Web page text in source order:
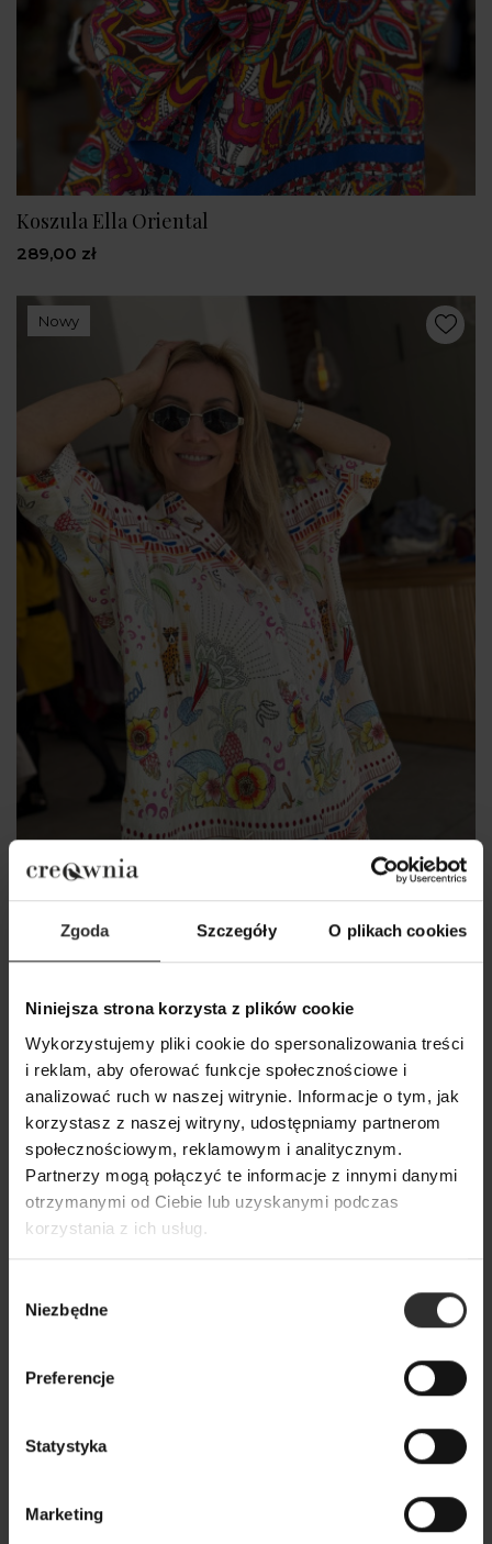
Zgoda Szczegóły O plikach cookies
Niniejsza strona korzysta z plików cookie
Wykorzystujemy pliki cookie do spersonalizowania treści
i reklam, aby oferować funkcje społecznościowe i
analizować ruch w naszej witrynie. Informacje o tym, jak
korzystasz z naszej witryny, udostępniamy partnerom
społecznościowym, reklamowym i analitycznym.
Partnerzy mogą połączyć te informacje z innymi danymi
otrzymanymi od Ciebie lub uzyskanymi podczas
korzystania z ich usług.
zgody
Niezbędne
Preferencje
Statystyka
Marketing
Koszula Ella Oriental
289,00 zł
Nowy
Koszula Ella Tropical
289,00 zł